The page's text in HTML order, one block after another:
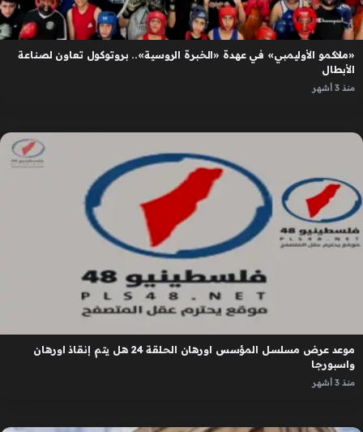
«ملاكمو الأوليمبي» في عهدة «الخبرة الروسية».. بروتوكول تعاون لصناعة
الأبطال
منذ 3 أشهر
موعد عرض مسلسل المؤسس اورهان الحلقة 24 هل يتم إنقاذ اورهان
واسبورجا
منذ 3 أشهر